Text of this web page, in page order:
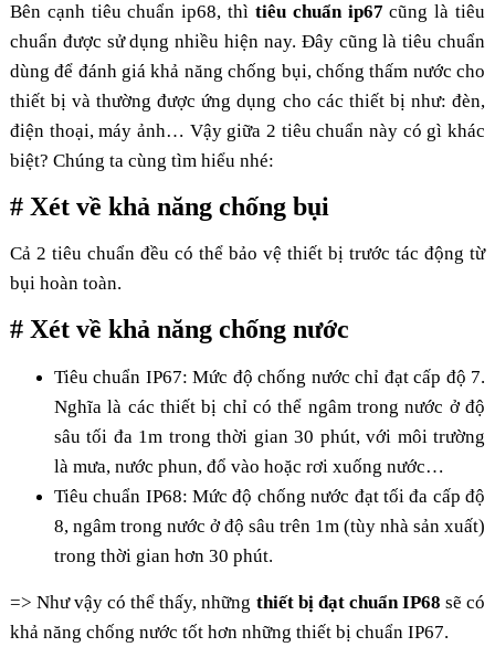
Bên cạnh tiêu chuẩn ip68, thì tiêu chuẩn ip67 cũng là tiêu
chuẩn được sử dụng nhiều hiện nay. Đây cũng là tiêu chuẩn
dùng để đánh giá khả năng chống bụi, chống thấm nước cho
thiết bị và thường được ứng dụng cho các thiết bị như: đèn,
điện thoại, máy ảnh… Vậy giữa 2 tiêu chuẩn này có gì khác
biệt? Chúng ta cùng tìm hiểu nhé:
# Xét về khả năng chống bụi
Cả 2 tiêu chuẩn đều có thể bảo vệ thiết bị trước tác động từ
bụi hoàn toàn.
# Xét về khả năng chống nước
Tiêu chuẩn IP67: Mức độ chống nước chỉ đạt cấp độ 7.
Nghĩa là các thiết bị chỉ có thể ngâm trong nước ở độ
sâu tối đa 1m trong thời gian 30 phút, với môi trường
là mưa, nước phun, đổ vào hoặc rơi xuống nước…
Tiêu chuẩn IP68: Mức độ chống nước đạt tối đa cấp độ
8, ngâm trong nước ở độ sâu trên 1m (tùy nhà sản xuất)
trong thời gian hơn 30 phút.
=> Như vậy có thể thấy, những thiết bị đạt chuẩn IP68 sẽ có
khả năng chống nước tốt hơn những thiết bị chuẩn IP67.